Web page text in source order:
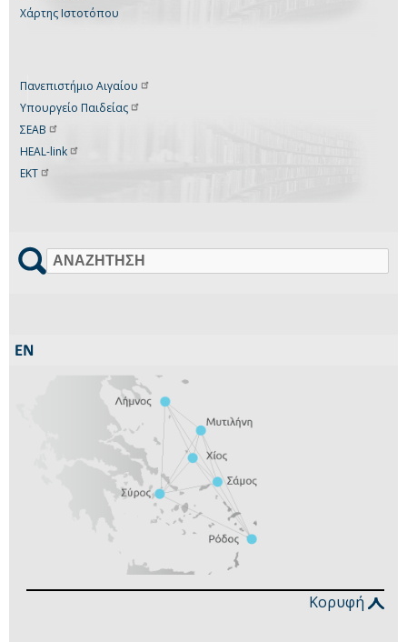
Χάρτης Ιστοτόπου
Πανεπιστήμιο Αιγαίου
Υπουργείο Παιδείας
ΣΕΑΒ
HEAL-link
ΕΚΤ
Αναζήτηση
Κορυφή